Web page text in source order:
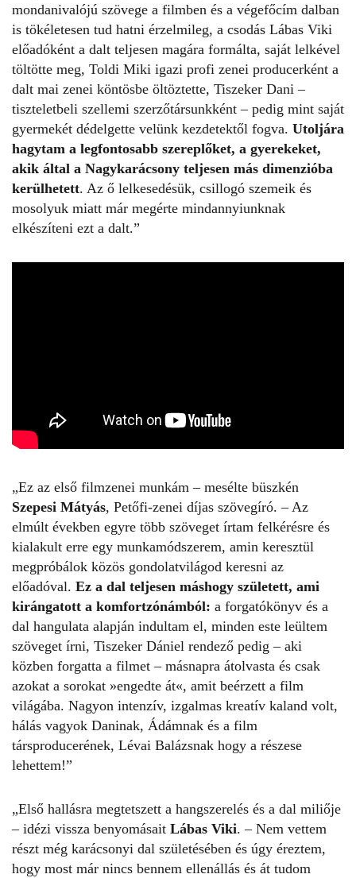
mondanivalójú szövege a filmben és a végefőcím dalban
is tökéletesen tud hatni érzelmileg, a csodás Lábas Viki
előadóként a dalt teljesen magára formálta, saját lelkével
töltötte meg, Toldi Miki igazi profi zenei producerként a
dalt mai zenei köntösbe öltöztette, Tiszeker Dani –
tiszteletbeli szellemi szerzőtársunkként – pedig mint saját
gyermekét dédelgette velünk kezdetektől fogva. Utoljára
hagytam a legfontosabb szereplőket, a gyerekeket,
akik által a Nagykarácsony teljesen más dimenzióba
kerülhetett. Az ő lelkesedésük, csillogó szemeik és
mosolyuk miatt már megérte mindannyiunknak
elkészíteni ezt a dalt.”
„Ez az első filmzenei munkám – mesélte büszkén
Szepesi Mátyás, Petőfi-zenei díjas szövegíró. – Az
elmúlt években egyre több szöveget írtam felkérésre és
kialakult erre egy munkamódszerem, amin keresztül
megpróbálok közös gondolatvilágod keresni az
előadóval. Ez a dal teljesen máshogy született, ami
kirángatott a komfortzónámból: a forgatókönyv és a
dal hangulata alapján indultam el, minden este leültem
szöveget írni, Tiszeker Dániel rendező pedig – aki
közben forgatta a filmet – másnapra átolvasta és csak
azokat a sorokat »engedte át«, amit beérzett a film
világába. Nagyon intenzív, izgalmas kreatív kaland volt,
hálás vagyok Daninak, Ádámnak és a film
társproducerének, Lévai Balázsnak hogy a részese
lehettem!”
„Első hallásra megtetszett a hangszerelés és a dal miliője
– idézi vissza benyomásait Lábas Viki. – Nem vettem
részt még karácsonyi dal születésében és úgy éreztem,
hogy most már nincs bennem ellenállás és át tudom